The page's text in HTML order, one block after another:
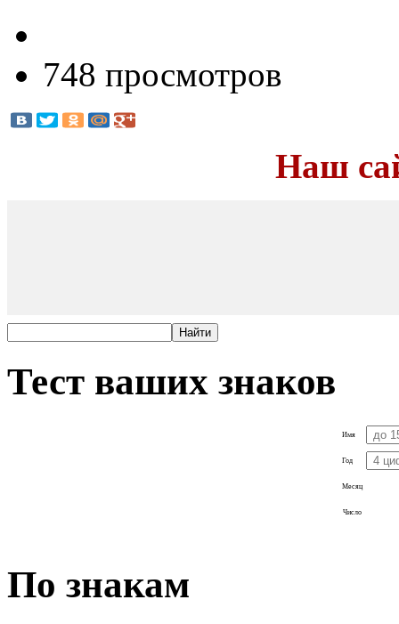
748 просмотров
Наш
Тест ваших знаков
Имя
Год
Месяц
Число
По знакам